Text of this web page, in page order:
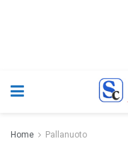
Home Pallanuoto